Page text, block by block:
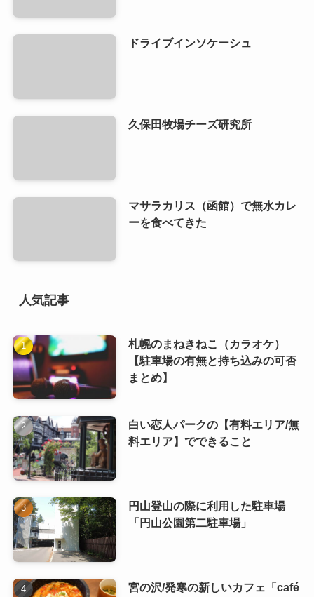
ドライブインソケーシュ
久保田牧場チーズ研究所
マサラカリス（函館）で無水カレ
ーを食べてきた
人気記事
札幌のまねきねこ（カラオケ）
【駐車場の有無と持ち込みの可否
まとめ】
白い恋人パークの【有料エリア/無
料エリア】でできること
円山登山の際に利用した駐車場
「円山公園第二駐車場」
宮の沢/発寒の新しいカフェ「café